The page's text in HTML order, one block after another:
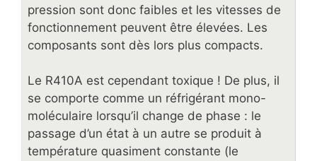
pression sont donc faibles et les vitesses de
fonctionnement peuvent être élevées. Les
composants sont dès lors plus compacts.
Le R410A est cependant toxique ! De plus, il
se comporte comme un réfrigérant mono-
moléculaire lorsqu’il change de phase : le
passage d’un état à un autre se produit à
température quasiment constante (le